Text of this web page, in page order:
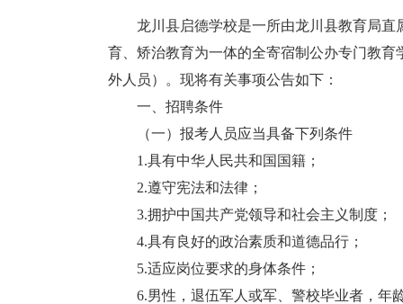
龙川县启德学校是一所由龙川县教育局直
育、矫治教育为一体的全寄宿制公办专门教
外人员）。现将有关事项公告如下：
一、招聘条件
（一）报考人员应当具备下列条件
1.具有中华人民共和国国籍；
2.遵守宪法和法律；
3.拥护中国共产党领导和社会主义制度；
4.具有良好的政治素质和道德品行；
5.适应岗位要求的身体条件；
6.男性，退伍军人或军、警校毕业者，年龄